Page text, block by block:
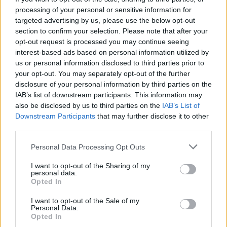
processing of your personal or sensitive information for
targeted advertising by us, please use the below opt-out
section to confirm your selection. Please note that after your
opt-out request is processed you may continue seeing
interest-based ads based on personal information utilized by
us or personal information disclosed to third parties prior to
your opt-out. You may separately opt-out of the further
disclosure of your personal information by third parties on the
IAB’s list of downstream participants. This information may
also be disclosed by us to third parties on the IAB’s List of
Downstream Participants that may further disclose it to other
Personal Data Processing Opt Outs
I want to opt-out of the Sharing of my
personal data.
Opted In
I want to opt-out of the Sale of my
Personal Data.
Opted In
ΕΛΓΕΚΑ: Προληπτική ανάκληση γνωστής μαρμελάδας
φράουλα
18:05
Μια μεγάλη μουσική βραδιά στην Αλφά για τα 100 χρόνια
από τη γέννηση του Κώστα Μουντάκη
18:04
Νεκρή μεγαλόσωμη αρκούδα στην Καστοριά, πιθανόν
από πυροβολισμό
ΣΧΕΤΙΚA AΡΘΡΑ